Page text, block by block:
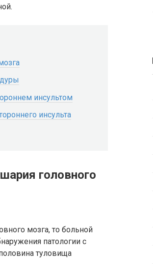
инсультом
инсульта
головного
мозга, то больной
патологии с
туловища